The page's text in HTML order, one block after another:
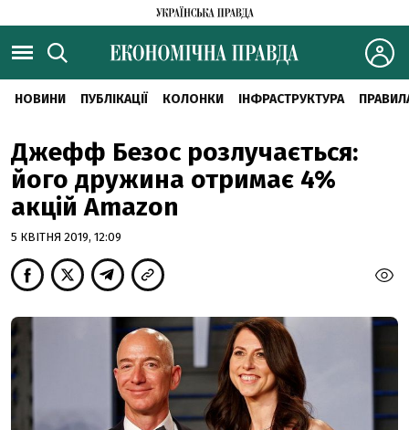
НОВИНИ ПУБЛІКАЦІЇ КОЛОНКИ ІНФРАСТРУКТУРА
Джефф Безос розлучається:
його дружина отримає 4%
акцій Amazon
5 КВІТНЯ 2019, 12:09